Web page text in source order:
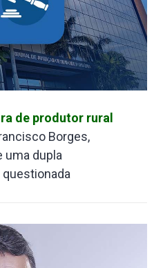
de produtor rural
Borges,
uma dupla